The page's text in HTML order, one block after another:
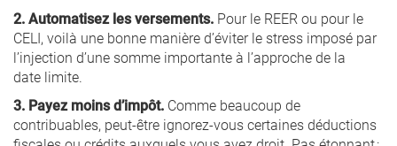
2. Automatisez les versements. Pour le REER ou pour le
CELI, voilà une bonne manière d’éviter le stress imposé par
l’injection d’une somme importante à l’approche de la
date limite.
3. Payez moins d’impôt. Comme beaucoup de
contribuables, peut-être ignorez-vous certaines déductions